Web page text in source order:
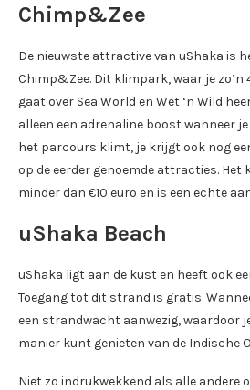
Chimp&Zee
De nieuwste attractive van uShaka is
Chimp&Zee. Dit klimpark, waar je
gaat over Sea World en Wet ‘n Wild
alleen een adrenaline boost wanneer
het parcours klimt, je krijgt ook nog
op de eerder genoemde attracties.
minder dan €10 euro en is een echte
uShaka Beach
uShaka ligt aan de kust en heeft ook
Toegang tot dit strand is gratis.
een strandwacht aanwezig, waardoor
manier kunt genieten van de Indische
Niet zo indrukwekkend als alle andere